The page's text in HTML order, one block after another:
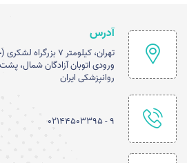
آدرس
تهران، کیلومتر ۷
ورودی اتوبان آزادگان شمال،
روانپزشکی ایران
۹ - ۰۲۱۴۴۵۰۳۳۹۵